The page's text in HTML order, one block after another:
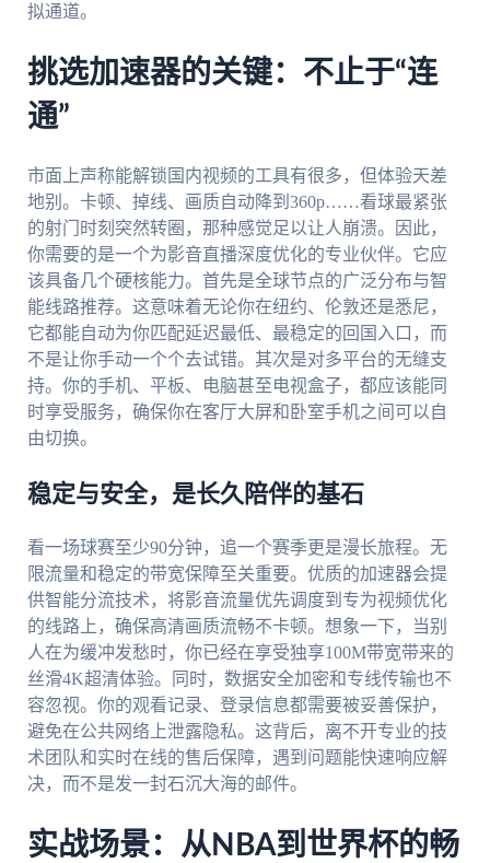
拟通道。
挑选加速器的关键：不止于“连
通”
市面上声称能解锁国内视频的工具有很多，但体验天差
地别。卡顿、掉线、画质自动降到360p……看球最紧张
的射门时刻突然转圈，那种感觉足以让人崩溃。因此，
你需要的是一个为影音直播深度优化的专业伙伴。它应
该具备几个硬核能力。首先是全球节点的广泛分布与智
能线路推荐。这意味着无论你在纽约、伦敦还是悉尼，
它都能自动为你匹配延迟最低、最稳定的回国入口，而
不是让你手动一个个去试错。其次是对多平台的无缝支
持。你的手机、平板、电脑甚至电视盒子，都应该能同
时享受服务，确保你在客厅大屏和卧室手机之间可以自
由切换。
稳定与安全，是长久陪伴的基石
看一场球赛至少90分钟，追一个赛季更是漫长旅程。无
限流量和稳定的带宽保障至关重要。优质的加速器会提
供智能分流技术，将影音流量优先调度到专为视频优化
的线路上，确保高清画质流畅不卡顿。想象一下，当别
人在为缓冲发愁时，你已经在享受独享100M带宽带来的
丝滑4K超清体验。同时，数据安全加密和专线传输也不
容忽视。你的观看记录、登录信息都需要被妥善保护，
避免在公共网络上泄露隐私。这背后，离不开专业的技
术团队和实时在线的售后保障，遇到问题能快速响应解
决，而不是发一封石沉大海的邮件。
实战场景：从NBA到世界杯的畅